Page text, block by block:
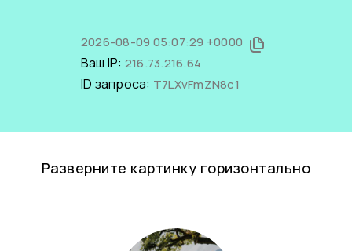
2026-08-09 05:07:29 +0000
Ваш IP: 216.73.216.64
ID запроса: T7LXvFmZN8c1
Разверните картинку горизонтально